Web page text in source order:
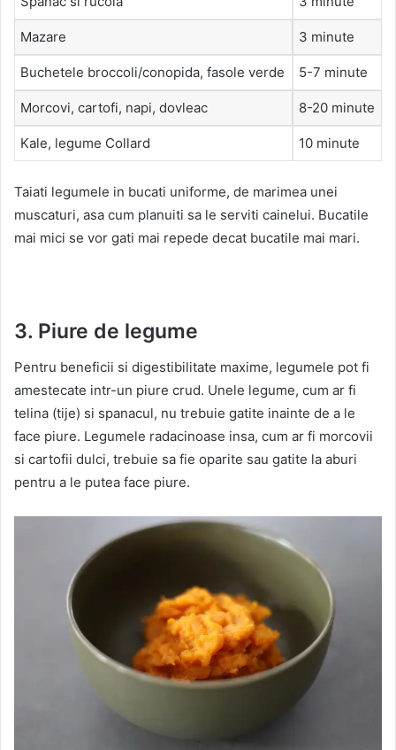
Mazare 3 minute
Buchetele broccoli/conopida, fasole verde 5-7 minute
Morcovi, cartofi, napi, dovleac 8-20 minute
Kale, legume Collard 10 minute
Taiati legumele in bucati uniforme, de marimea unei
muscaturi, asa cum planuiti sa le serviti cainelui. Bucatile
mai mici se vor gati mai repede decat bucatile mai mari.
3. Piure de legume
Pentru beneficii si digestibilitate maxime, legumele pot fi
amestecate intr-un piure crud. Unele legume, cum ar fi
telina (tije) si spanacul, nu trebuie gatite inainte de a le
face piure. Legumele radacinoase insa, cum ar fi morcovii
si cartofii dulci, trebuie sa fie oparite sau gatite la aburi
pentru a le putea face piure.